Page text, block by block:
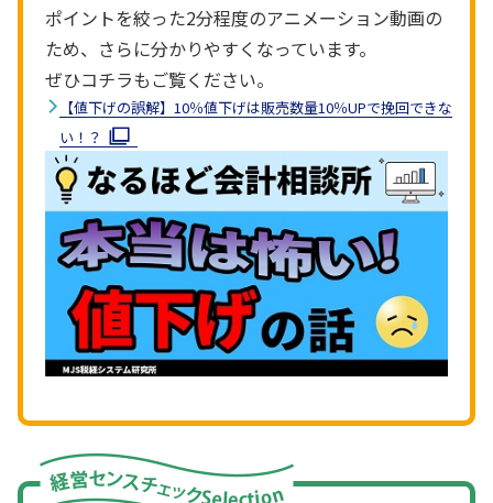
ポイントを絞った2分程度のアニメーション動画の
ため、さらに分かりやすくなっています。
ぜひコチラもご覧ください。
【値下げの誤解】10％値下げは販売数量10％UPで挽回できな
い！？